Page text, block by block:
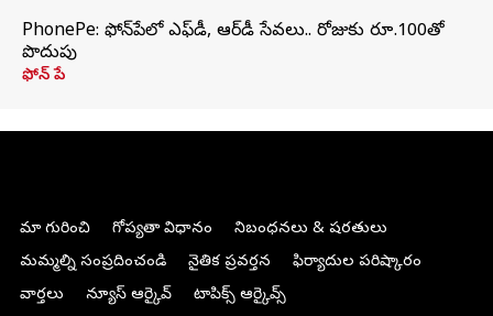
PhonePe: ఫోన్‌పేలో ఎఫ్‌డీ, ఆర్‌డీ సేవలు.. రోజుకు రూ.100తో
పొదుపు
ఫోన్‌ పే
మా గురించి గోప్యతా విధానం
నిబంధనలు & షరతులు
మమ్మల్ని సంప్రదించండి
నైతిక ప్రవర్తన
ఫిర్యాదుల పరిష్కారం
వార్తలు
న్యూస్ ఆర్కైవ్ టాపిక్స్ ఆర్కైవ్స్